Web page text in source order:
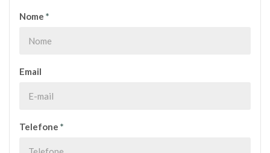
Nome *
Email
Telefone *